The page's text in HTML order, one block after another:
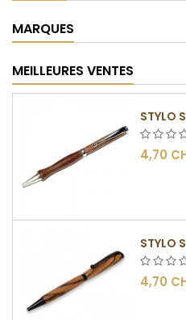
MARQUES
MEILLEURES VENTES
STYLO
4,70
STYLO
4,70